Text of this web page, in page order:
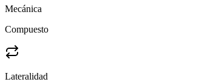
Mecánica
Compuesto
Lateralidad